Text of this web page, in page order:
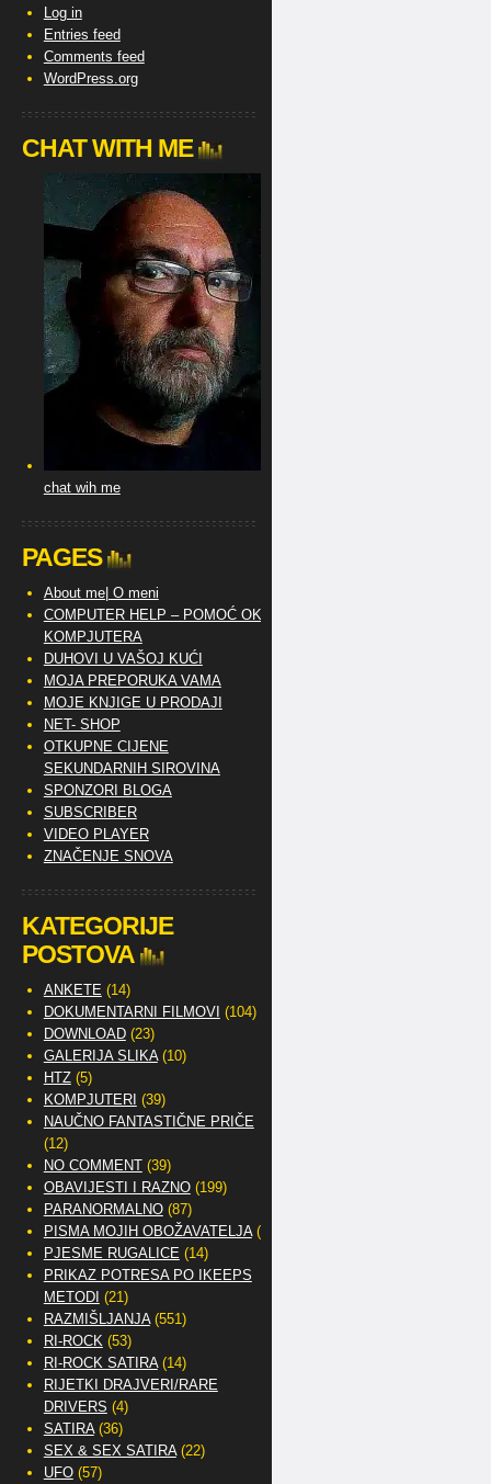
Log in
Entries feed
Comments feed
WordPress.org
CHAT WITH ME
chat wih me
PAGES
About me| O meni
COMPUTER HELP – POMOĆ OKO
KOMPJUTERA
DUHOVI U VAŠOJ KUĆI
MOJA PREPORUKA VAMA
MOJE KNJIGE U PRODAJI
NET- SHOP
OTKUPNE CIJENE
SEKUNDARNIH SIROVINA
SPONZORI BLOGA
SUBSCRIBER
VIDEO PLAYER
ZNAČENJE SNOVA
KATEGORIJE
POSTOVA
ANKETE (14)
DOKUMENTARNI FILMOVI (104)
DOWNLOAD(23)
GALERIJA SLIKA(10)
HTZ(5)
KOMPJUTERI (39)
NAUČNO FANTASTIČNE PRIČE
(12)
NO COMMENT(39)
OBAVIJESTI I RAZNO(199)
PARANORMALNO(87)
PISMA MOJIH OBOŽAVATELJA(2)
PJESME RUGALICE (14)
PRIKAZ POTRESA PO IKEEPS
METODI (21)
RAZMIŠLJANJA(551)
RI-ROCK(53)
RI-ROCK SATIRA(14)
RIJETKI DRAJVERI/RARE
DRIVERS (4)
SATIRA(36)
SEX & SEX SATIRA(22)
UFO(57)